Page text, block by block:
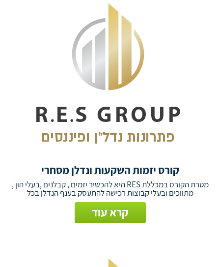
קורס יזמות השקעות ונדלן מסחרי
מטרת הקורס במכללת RES היא להכשיר יזמים , קבלנים ,בעלי הון ,
מתווכים ובעלי קבוצות רכישה להתעסק בענף הנדלן בכל
קרא עוד